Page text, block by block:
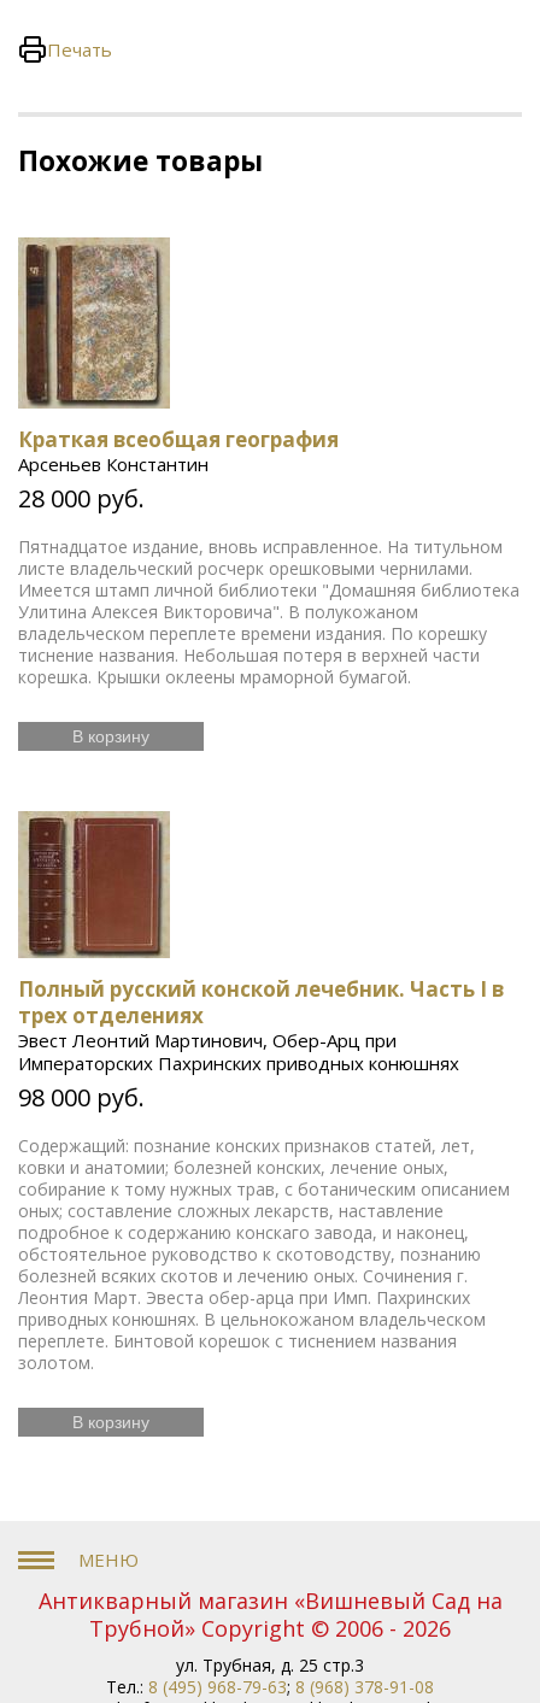
Печать
Похожие товары
Краткая всеобщая география
Арсеньев Константин
28 000 руб.
Пятнадцатое издание, вновь исправленное. На титульном
листе владельческий росчерк орешковыми чернилами.
Имеется штамп личной библиотеки "Домашняя библиотека
Улитина Алексея Викторовича". В полукожаном
владельческом переплете времени издания. По корешку
тиснение названия. Небольшая потеря в верхней части
корешка. Крышки оклеены мраморной бумагой.
В корзину
Полный русский конской лечебник. Часть I в
трех отделениях
Эвест Леонтий Мартинович, Обер-Арц при
Императорских Пахринских приводных конюшнях
98 000 руб.
Содержащий: познание конских признаков статей, лет,
ковки и анатомии; болезней конских, лечение оных,
собирание к тому нужных трав, с ботаническим описанием
оных; составление сложных лекарств, наставление
подробное к содержанию конскаго завода, и наконец,
обстоятельное руководство к скотоводству, познанию
болезней всяких скотов и лечению оных. Сочинения г.
Леонтия Март. Эвеста обер-арца при Имп. Пахринских
приводных конюшнях. В цельнокожаном владельческом
переплете. Бинтовой корешок с тиснением названия
золотом.
В корзину
Антикварный магазин «Вишневый Сад на
Трубной» Copyright © 2006 - 2026
ул. Трубная, д. 25 стр.3
Тел.: 8 (495) 968-79-63; 8 (968) 378-91-08